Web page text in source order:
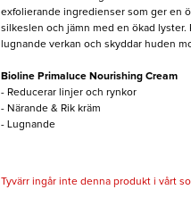
exfolierande ingredienser som ger en
silkeslen och jämn med en ökad
lugnande verkan och skyddar huden
Bioline Primaluce Nourishing Cream
- Reducerar linjer och rynkor
- Närande & Rik kräm
- Lugnande
Tyvärr ingår inte denna produkt i vårt